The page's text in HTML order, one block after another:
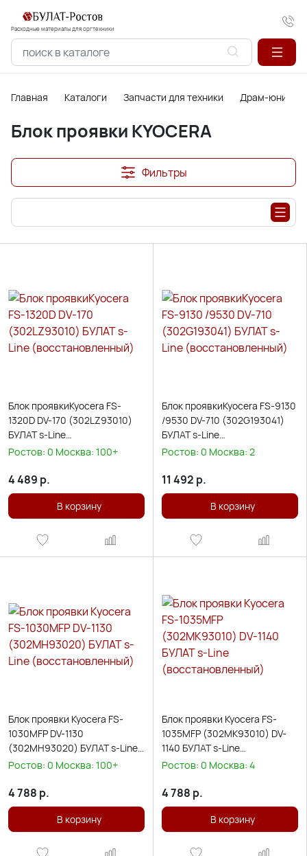
Расходные материалы для оргтехники
Главная Каталоги Запчасти для техники Драм-юниты,
Блок проявки KYOCERA
Фильтры
Блок проявкиKyocera FS-
1320D DV-170 (302LZ93010)
БУЛАТ s-Line
(восстановленный)
Ростов: 0 Москва: 100+
4 489 р.
В корзину
Блок проявкиKyocera FS-9130
/9530 DV-710 (302G193041)
БУЛАТ s-Line
(восстановленный)
Ростов: 0 Москва: 2
11 492 р.
В корзину
Блок проявки Kyocera FS-
1030MFP DV-1130
(302MH93020) БУЛАТ s-Line
(восстановленный)
Ростов: 0 Москва: 100+
4 788 р.
В корзину
Блок проявки Kyocera FS-
1035MFP (302MK93010) DV-
1140 БУЛАТ s-Line
(восстановленный)
Ростов: 0 Москва: 4
4 788 р.
В корзину